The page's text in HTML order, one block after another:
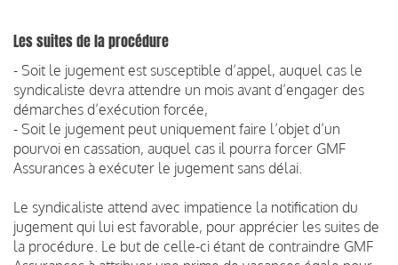
Les suites de la procédure
- Soit le jugement est susceptible d’appel, auquel cas le
syndicaliste devra attendre un mois avant d’engager des
démarches d’exécution forcée,
- Soit le jugement peut uniquement faire l’objet d’un
pourvoi en cassation, auquel cas il pourra forcer GMF
Assurances à exécuter le jugement sans délai.
Le syndicaliste attend avec impatience la notification du
jugement qui lui est favorable, pour apprécier les suites de
la procédure. Le but de celle-ci étant de contraindre GMF